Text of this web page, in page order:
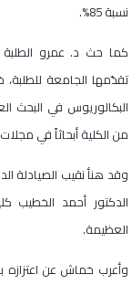
نسبة 85%.
كما حث د. عمرو الطلبة
تقدّمها الجامعة
البكالوريوس في البحث
من الكلية أبحاثاً في
وقد هنأ نقيب الصيادلة
الدكتور أحمد الخطيب
العظيمة.
وأعرب خماش عن اعتزازه